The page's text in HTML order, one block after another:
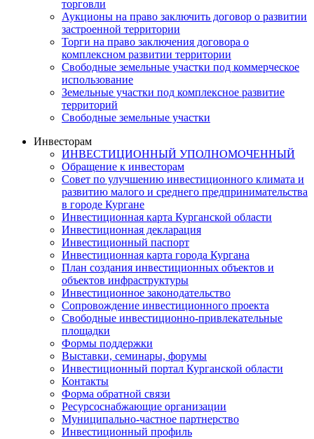
торговли
Аукционы на право заключить договор о развитии
застроенной территории
Торги на право заключения договора о
комплексном развитии территории
Свободные земельные участки под коммерческое
использование
Земельные участки под комплексное развитие
территорий
Свободные земельные участки
Инвесторам
ИНВЕСТИЦИОННЫЙ УПОЛНОМОЧЕННЫЙ
Обращение к инвесторам
Совет по улучшению инвестиционного климата и
развитию малого и среднего предпринимательства
в городе Кургане
Инвестиционная карта Курганской области
Инвестиционная декларация
Инвестиционный паспорт
Инвестиционная карта города Кургана
План создания инвестиционных объектов и
объектов инфраструктуры
Инвестиционное законодательство
Сопровождение инвестиционного проекта
Свободные инвестиционно-привлекательные
площадки
Формы поддержки
Выставки, семинары, форумы
Инвестиционный портал Курганской области
Контакты
Форма обратной связи
Ресурсоснабжающие организации
Муниципально-частное партнерство
Инвестиционный профиль